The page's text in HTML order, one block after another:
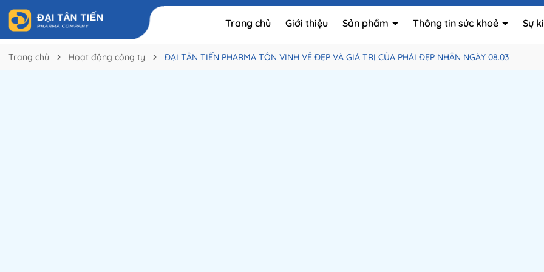
Trang chủ Giới thiệu Sản phẩm Thông tin sức khoẻ Sự
Trang chủ Hoạt động công ty ĐẠI TÂN TIẾN PHARMA TÔN VINH VẺ ĐẸP VÀ GIÁ TRỊ CỦA PHÁI ĐẸP NHÂN NGÀY 08.03